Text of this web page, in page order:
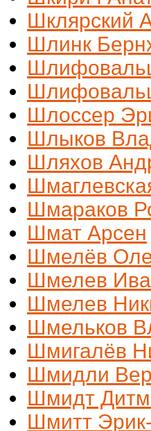
Шклярский
Шлинк
Шлоссер
Шлыков
Шляхов
Шмараков
Шмат Арсен
Шмелёв
Шмелев
Шмелев
Шмельков
Шмигалёв
Шмидли
Шмидт
Шмитт